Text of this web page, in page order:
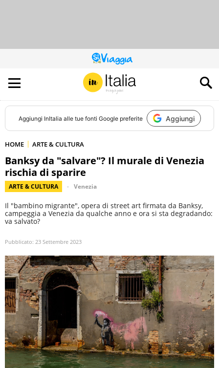
QUESTO
SITO
CONTRIBUISCE
ALL’AUDIENCE
DI
Aggiungi InItalia alle tue fonti Google preferite Aggiungi
HOME ARTE & CULTURA
Banksy da "salvare"? Il murale di Venezia
rischia di sparire
ARTE & CULTURA Venezia
Il "bambino migrante", opera di street art firmata da Banksy,
campeggia a Venezia da qualche anno e ora si sta degradando:
va salvato?
Pubblicato: 23 Settembre 2023